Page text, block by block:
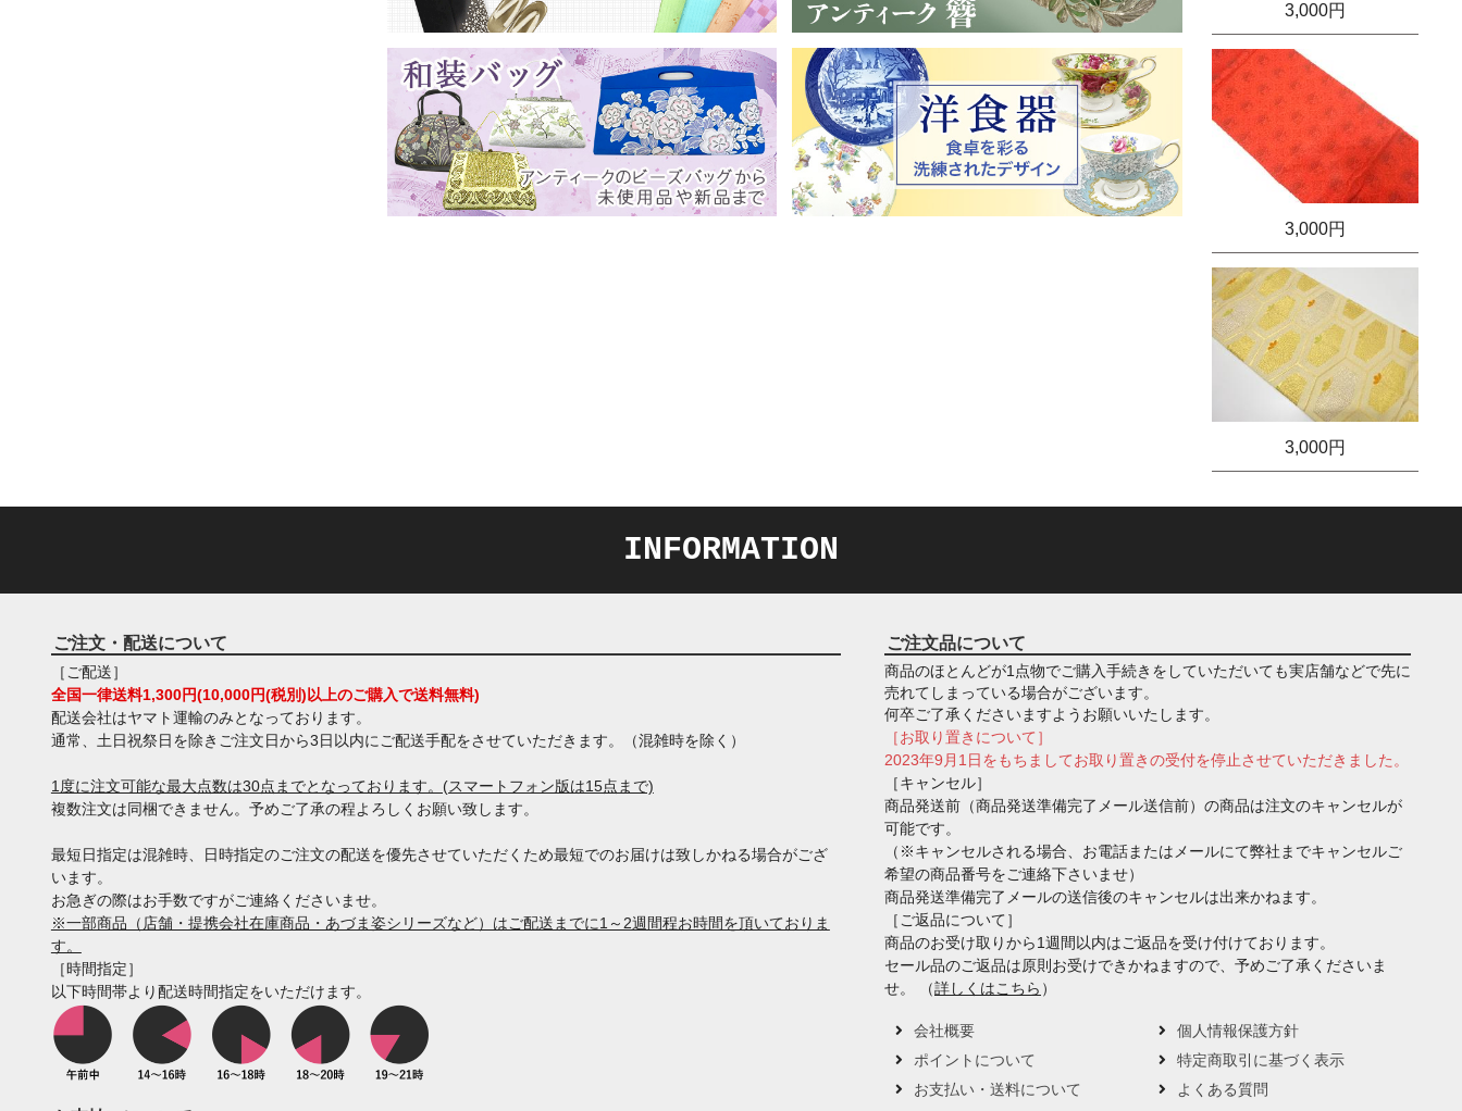
3,000円
3,000円
3,000円
INFORMATION
ご注文・配送について
［ご配送］
全国一律送料1,300円(10,000円(税別)以上のご購入で送料無料)
配送会社はヤマト運輸のみとなっております。
通常、土日祝祭日を除きご注文日から3日以内にご配送手配をさせていただきます。（混雑時を除く）
1度に注文可能な最大点数は30点までとなっております。(スマートフォン版は15点まで)
複数注文は同梱できません。予めご了承の程よろしくお願い致します。
最短日指定は混雑時、日時指定のご注文の配送を優先させていただくため最短でのお届けは致しかねる場合がござ
います。
お急ぎの際はお手数ですがご連絡くださいませ。
※一部商品（店舗・提携会社在庫商品・あづま姿シリーズなど）はご配送までに1～2週間程お時間を頂いておりま
す。
［時間指定］
以下時間帯より配送時間指定をいただけます。
ご注文品について
商品のほとんどが1点物でご購入手続きをしていただいても実店舗などで先に
売れてしまっている場合がございます。
何卒ご了承くださいますようお願いいたします。
［お取り置きについて］
2023年9月1日をもちましてお取り置きの受付を停止させていただきました。
［キャンセル］
商品発送前（商品発送準備完了メール送信前）の商品は注文のキャンセルが
可能です。
（※キャンセルされる場合、お電話またはメールにて弊社までキャンセルご
希望の商品番号をご連絡下さいませ）
商品発送準備完了メールの送信後のキャンセルは出来かねます。
［ご返品について］
商品のお受け取りから1週間以内はご返品を受け付けております。
セール品のご返品は原則お受けできかねますので、予めご了承くださいま
せ。 （詳しくはこちら ）
会社概要
ポイントについて
お支払い・送料について
個人情報保護方針
特定商取引に基づく表示
よくある質問